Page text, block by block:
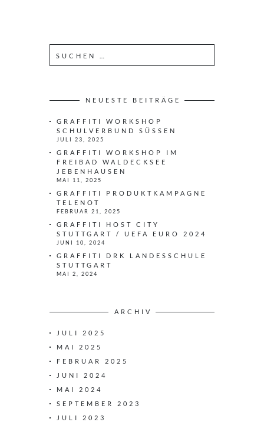
e
n
NEUESTE BEITRÄGE
GRAFFITI WORKSHOP
SCHULVERBUND SÜSSEN
JULI 23, 2025
GRAFFITI WORKSHOP IM
FREIBAD WALDECKSEE
JEBENHAUSEN
MAI 11, 2025
GRAFFITI PRODUKTKAMPAGNE
TELENOT
FEBRUAR 21, 2025
GRAFFITI HOST CITY
STUTTGART / UEFA EURO 2024
JUNI 10, 2024
GRAFFITI DRK LANDESSCHULE
STUTTGART
MAI 2, 2024
ARCHIV
JULI 2025
MAI 2025
FEBRUAR 2025
JUNI 2024
MAI 2024
SEPTEMBER 2023
JULI 2023